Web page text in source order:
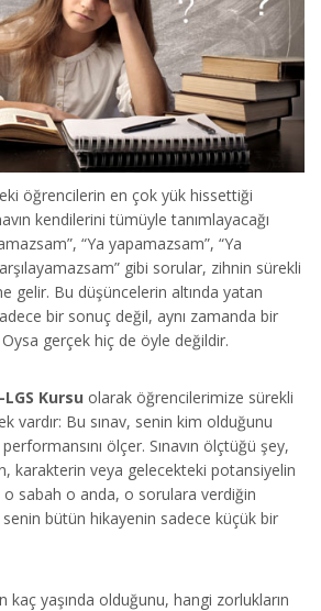
öğrencilerin en çok yük hissettiği
kendilerini tümüyle tanımlayacağı
“Ya yapamazsam”, “Ya
gibi sorular, zihnin sürekli
gelir. Bu düşüncelerin altında yatan
bir sonuç değil, aynı zamanda bir
Oysa gerçek hiç de öyle değildir.
Kursu olarak öğrencilerimize sürekli
vardır: Bu sınav, senin kim olduğunu
ölçer. Sınavın ölçtüğü şey,
karakterin veya gelecekteki potansiyelin
o sabah o anda, o sorulara verdiğin
senin bütün hikayenin sadece küçük bir
kaç yaşında olduğunu, hangi zorlukların